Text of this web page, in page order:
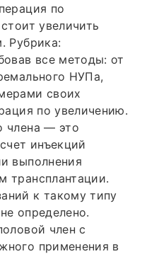
по
увеличить
Рубрика:
все методы: от
НУПа,
своих
по увеличению.
члена — это
инъекций
выполнения
трансплантации.
к такому типу
определено.
член с
применения в